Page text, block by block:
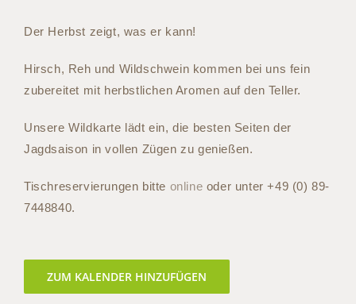
Der Herbst zeigt, was er kann!
Hirsch, Reh und Wildschwein kommen bei uns fein
zubereitet mit herbstlichen Aromen auf den Teller.
Unsere Wildkarte lädt ein, die besten Seiten der
Jagdsaison in vollen Zügen zu genießen.
Tischreservierungen bitte online oder unter +49 (0) 89-
7448840.
ZUM KALENDER HINZUFÜGEN